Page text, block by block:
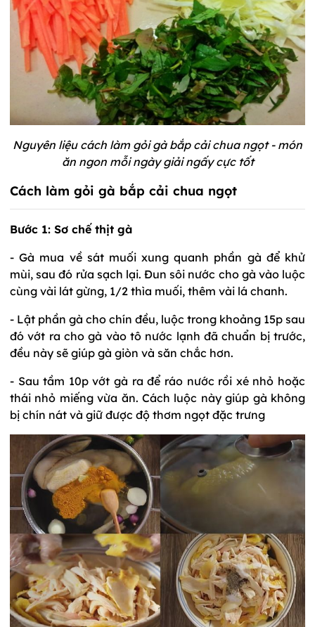
Nguyên liệu cách làm gỏi gà bắp cải chua ngọt - món
ăn ngon mỗi ngày giải ngấy cực tốt
Cách làm gỏi gà bắp cải chua ngọt
Bước 1: Sơ chế thịt gà
- Gà mua về sát muối xung quanh phần gà để khử
mùi, sau đó rửa sạch lại. Đun sôi nước cho gà vào luộc
cùng vài lát gừng, 1/2 thìa muối, thêm vài lá chanh.
- Lật phần gà cho chín đều, luộc trong khoảng 15p sau
đó vớt ra cho gà vào tô nước lạnh đã chuẩn bị trước,
đều này sẽ giúp gà giòn và săn chắc hơn.
- Sau tầm 10p vớt gà ra để ráo nước rồi xé nhỏ hoặc
thái nhỏ miếng vừa ăn. Cách luộc này giúp gà không
bị chín nát và giữ được độ thơm ngọt đặc trưng